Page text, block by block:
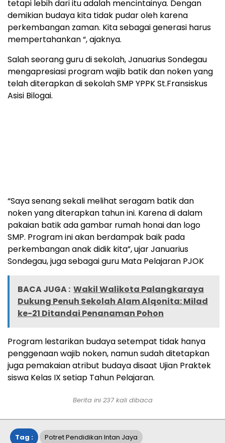
tetapi lebih dari itu adalah mencintainya. Dengan
demikian budaya kita tidak pudar oleh karena
perkembangan zaman. Kita sebagai generasi harus
mempertahankan “, ajaknya.
Salah seorang guru di sekolah, Januarius Sondegau
mengapresiasi program wajib batik dan noken yang
telah diterapkan di sekolah SMP YPPK St.Fransiskus
Asisi Bilogai.
“Saya senang sekali melihat seragam batik dan
noken yang diterapkan tahun ini. Karena di dalam
pakaian batik ada gambar rumah honai dan logo
SMP. Program ini akan berdampak baik pada
perkembangan anak didik kita”, ujar Januarius
Sondegau, juga sebagai guru Mata Pelajaran PJOK
BACA JUGA : Wakil Walikota Palangkaraya
Dukung Penuh Sekolah Alam Alqonita: Milad
ke-21 Ditandai Penanaman Pohon
Program lestarikan budaya setempat tidak hanya
penggenaan wajib noken, namun sudah ditetapkan
juga pemakaian atribut budaya disaat Ujian Praktek
siswa Kelas IX setiap Tahun Pelajaran.
Berita ini 237kali dibaca
Tag : Potret Pendidikan Intan Jaya